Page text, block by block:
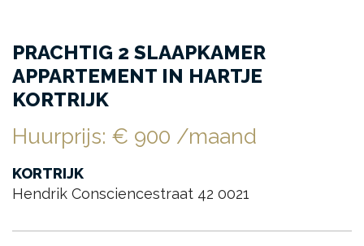
PRACHTIG 2 SLAAPKAMER
APPARTEMENT IN HARTJE
KORTRIJK
Huurprijs: € 900 /maand
KORTRIJK
Hendrik Consciencestraat 42 0021